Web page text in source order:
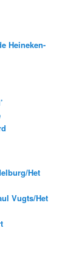
Heineken-
Het
Vugts/Het